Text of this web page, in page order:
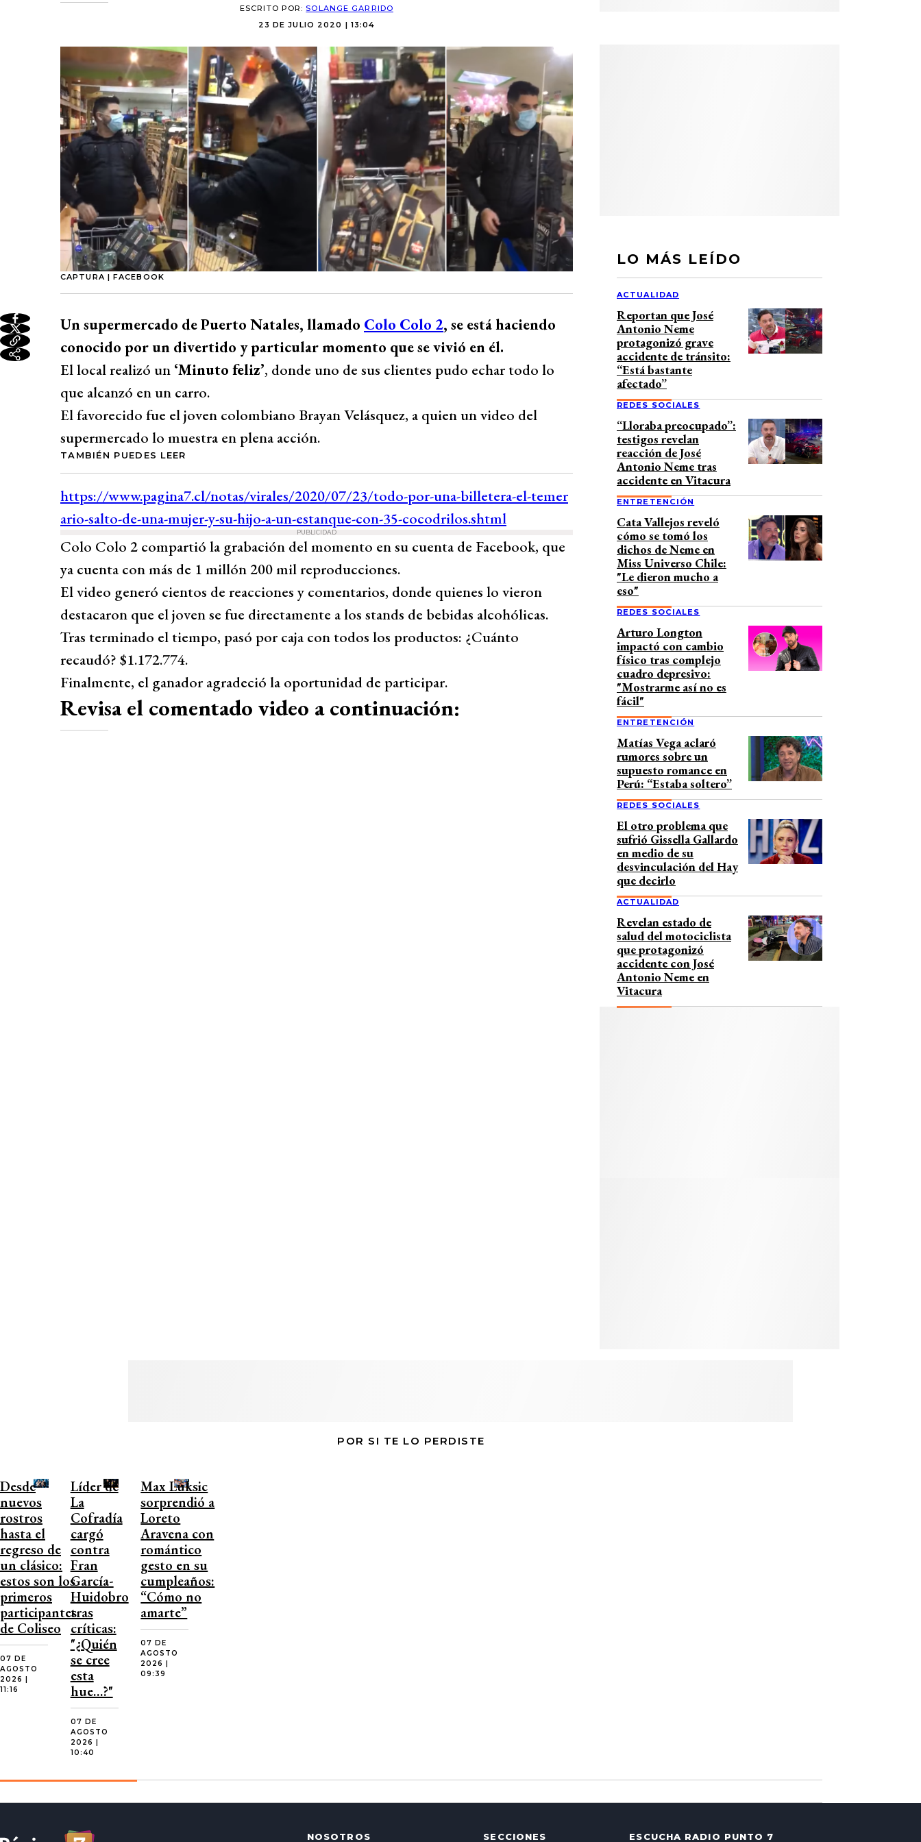
ESCRITO POR:SOLANGE GARRIDO
23 DE JULIO 2020 | 13:04
CAPTURA | FACEBOOK
Un supermercado de Puerto Natales, llamado Colo Colo 2, se está haciendo
conocido por un divertido y particular momento que se vivió en él.
El local realizó un ‘Minuto feliz’, donde uno de sus clientes pudo echar todo lo
que alcanzó en un carro.
El favorecido fue el joven colombiano Brayan Velásquez, a quien un video del
supermercado lo muestra en plena acción.
TAMBIÉN PUEDES LEER
PUBLICIDAD
Colo Colo 2 compartió la grabación del momento en su cuenta de Facebook, que
ya cuenta con más de 1 millón 200 mil reproducciones.
El video generó cientos de reacciones y comentarios, donde quienes lo vieron
destacaron que el joven se fue directamente a los stands de bebidas alcohólicas.
Tras terminado el tiempo, pasó por caja con todos los productos: ¿Cuánto
recaudó? $1.172.774.
Finalmente, el ganador agradeció la oportunidad de participar.
Revisa el comentado video a continuación:
LO MÁS LEÍDO
ACTUALIDAD
Reportan que José
Antonio Neme
protagonizó grave
accidente de tránsito:
“Está bastante
afectado”
REDES SOCIALES
“Lloraba preocupado”:
testigos revelan
reacción de José
Antonio Neme tras
accidente en Vitacura
ENTRETENCIÓN
Cata Vallejos reveló
cómo se tomó los
dichos de Neme en
Miss Universo Chile:
"Le dieron mucho a
eso"
REDES SOCIALES
Arturo Longton
impactó con cambio
físico tras complejo
cuadro depresivo:
"Mostrarme así no es
fácil"
ENTRETENCIÓN
Matías Vega aclaró
rumores sobre un
supuesto romance en
Perú: “Estaba soltero”
REDES SOCIALES
El otro problema que
sufrió Gissella Gallardo
en medio de su
desvinculación del Hay
que decirlo
ACTUALIDAD
Revelan estado de
salud del motociclista
que protagonizó
accidente con José
Antonio Neme en
Vitacura
POR SI TE LO PERDISTE
Desde
nuevos
rostros
hasta el
regreso de
un clásico:
estos son los
primeros
participantes
de Coliseo
07 DE
AGOSTO
2026 |
11:16
Líder de
La
Cofradía
cargó
contra
Fran
García-
Huidobro
tras
críticas:
"¿Quién
se cree
esta
hue…?"
07 DE
AGOSTO
2026 |
10:40
Max Luksic
sorprendió a
Loreto
Aravena con
romántico
gesto en su
cumpleaños:
“Cómo no
amarte”
07 DE
AGOSTO
2026 |
09:39
NOSOTROS SECCIONES ESCUCHA RADIO PUNTO 7